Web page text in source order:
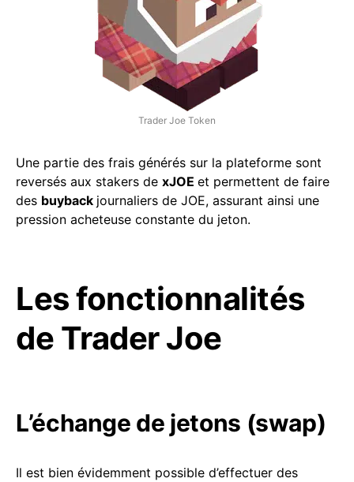
Trader Joe Token
Une partie des frais générés sur la plateforme sont
reversés aux stakers de xJOE et permettent de faire
des buyback journaliers de JOE, assurant ainsi une
pression acheteuse constante du jeton.
Les fonctionnalités
de Trader Joe
L’échange de jetons (swap)
Il est bien évidemment possible d’effectuer des